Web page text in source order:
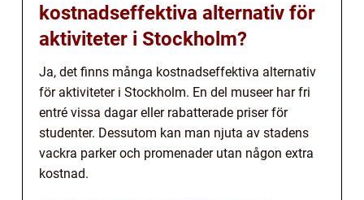
kostnadseffektiva alternativ för
aktiviteter i Stockholm?
Ja, det finns många kostnadseffektiva alternativ
för aktiviteter i Stockholm. En del museer har fri
entré vissa dagar eller rabatterade priser för
studenter. Dessutom kan man njuta av stadens
vackra parker och promenader utan någon extra
kostnad.